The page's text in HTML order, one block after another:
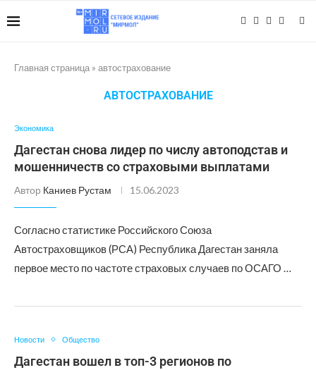
Главная страница » автострахование
АВТОСТРАХОВАНИЕ
Экономика
Дагестан снова лидер по числу автоподстав и
мошенничеств со страховыми выплатами
Автор Каниев Рустам 15.06.2023
Согласно статистике Российского Союза
Автостраховщиков (РСА) Республика Дагестан заняла
первое место по частоте страховых случаев по ОСАГО …
Новости Общество
Дагестан вошел в топ-3 регионов по